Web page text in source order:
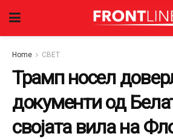
Home СВЕТ
Трамп носел
документи од
својата вила на